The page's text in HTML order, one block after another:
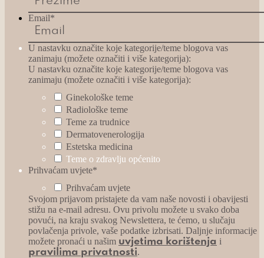
Email*
U nastavku označite koje kategorije/teme blogova vas
zanimaju (možete označiti i više kategorija):
U nastavku označite koje kategorije/teme blogova vas
zanimaju (možete označiti i više kategorija):
Ginekološke teme
Radiološke teme
Teme za trudnice
Dermatovenerologija
Estetska medicina
Teme o zdravlju općenito
Prihvaćam uvjete*
Prihvaćam uvjete
Svojom prijavom pristajete da vam naše novosti i obavijesti
stižu na e-mail adresu. Ovu privolu možete u svako doba
povući, na kraju svakog Newslettera, te ćemo, u slučaju
povlačenja privole, vaše podatke izbrisati. Daljnje informacije
možete pronaći u našim uvjetima korištenja i
pravilima privatnosti.